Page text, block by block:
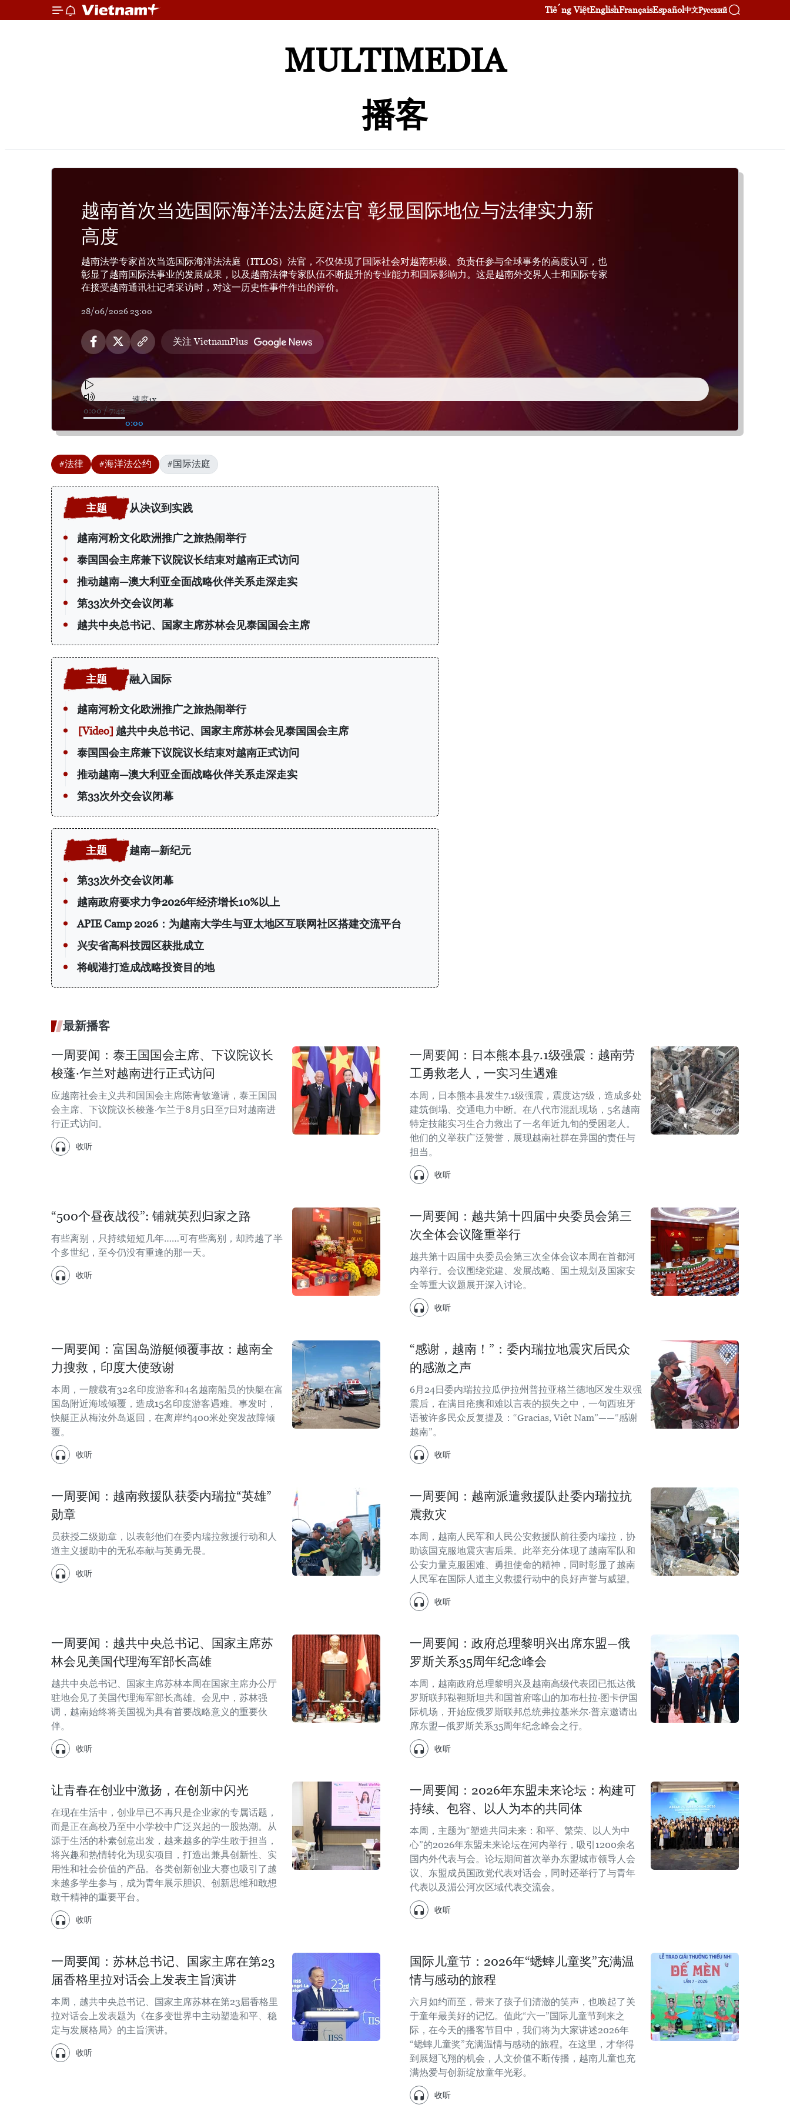
Tiếng ViệtEnglishFrançaisEspañol中文Русский
MULTIMEDIA
播客
越南首次当选国际海洋法法庭法官 彰显国际地位与法律实力新
高度
越南法学专家首次当选国际海洋法法庭（ITLOS）法官，不仅体现了国际社会对越南积极、负责任参与全球事务的高度认可，也
彰显了越南国际法事业的发展成果，以及越南法律专家队伍不断提升的专业能力和国际影响力。这是越南外交界人士和国际专家
在接受越南通讯社记者采访时，对这一历史性事件作出的评价。
28/06/2026 23:00
关注 VietnamPlus
0:00 / 7:42
0:00
速度1x
#法律 #海洋法公约 #国际法庭
从决议到实践
越南河粉文化欧洲推广之旅热闹举行
泰国国会主席兼下议院议长结束对越南正式访问
推动越南—澳大利亚全面战略伙伴关系走深走实
第33次外交会议闭幕
越共中央总书记、国家主席苏林会见泰国国会主席
融入国际
越南河粉文化欧洲推广之旅热闹举行
越共中央总书记、国家主席苏林会见泰国国会主席
泰国国会主席兼下议院议长结束对越南正式访问
推动越南—澳大利亚全面战略伙伴关系走深走实
第33次外交会议闭幕
越南—新纪元
第33次外交会议闭幕
越南政府要求力争2026年经济增长10%以上
APIE Camp 2026：为越南大学生与亚太地区互联网社区搭建交流平台
兴安省高科技园区获批成立
将岘港打造成战略投资目的地
最新播客
一周要闻：泰王国国会主席、下议院议长
梭蓬·乍兰对越南进行正式访问
应越南社会主义共和国国会主席陈青敏邀请，泰王国国
会主席、下议院议长梭蓬·乍兰于8月5日至7日对越南进
行正式访问。
收听
一周要闻：日本熊本县7.1级强震：越南劳
工勇救老人，一实习生遇难
本周，日本熊本县发生7.1级强震，震度达7级，造成多处
建筑倒塌、交通电力中断。在八代市混乱现场，5名越南
特定技能实习生合力救出了一名年近九旬的受困老人。
他们的义举获广泛赞誉，展现越南社群在异国的责任与
担当。
收听
“500个昼夜战役”: 铺就英烈归家之路
有些离别，只持续短短几年……可有些离别，却跨越了半
个多世纪，至今仍没有重逢的那一天。
收听
一周要闻：越共第十四届中央委员会第三
次全体会议隆重举行
越共第十四届中央委员会第三次全体会议本周在首都河
内举行。会议围绕党建、发展战略、国土规划及国家安
全等重大议题展开深入讨论。
收听
一周要闻：富国岛游艇倾覆事故：越南全
力搜救，印度大使致谢
本周，一艘载有32名印度游客和4名越南船员的快艇在富
国岛附近海域倾覆，造成15名印度游客遇难。事发时，
快艇正从梅汝外岛返回，在离岸约400米处突发故障倾
覆。
收听
“感谢，越南！”：委内瑞拉地震灾后民众
的感激之声
6月24日委内瑞拉拉瓜伊拉州普拉亚格兰德地区发生双强
震后，在满目疮痍和难以言表的损失之中，一句西班牙
语被许多民众反复提及：“Gracias, Việt Nam”——“感谢
越南”。
收听
一周要闻：越南救援队获委内瑞拉“英雄”
勋章
员获授二级勋章，以表彰他们在委内瑞拉救援行动和人
道主义援助中的无私奉献与英勇无畏。
收听
一周要闻：越南派遣救援队赴委内瑞拉抗
震救灾
本周，越南人民军和人民公安救援队前往委内瑞拉，协
助该国克服地震灾害后果。此举充分体现了越南军队和
公安力量克服困难、勇担使命的精神，同时彰显了越南
人民军在国际人道主义救援行动中的良好声誉与威望。
收听
一周要闻：越共中央总书记、国家主席苏
林会见美国代理海军部长高雄
越共中央总书记、国家主席苏林本周在国家主席办公厅
驻地会见了美国代理海军部长高雄。会见中，苏林强
调，越南始终将美国视为具有首要战略意义的重要伙
伴。
收听
一周要闻：政府总理黎明兴出席东盟—俄
罗斯关系35周年纪念峰会
本周，越南政府总理黎明兴及越南高级代表团已抵达俄
罗斯联邦鞑靼斯坦共和国首府喀山的加布杜拉·图卡伊国
际机场，开始应俄罗斯联邦总统弗拉基米尔·普京邀请出
席东盟—俄罗斯关系35周年纪念峰会之行。
收听
让青春在创业中激扬，在创新中闪光
在现在生活中，创业早已不再只是企业家的专属话题，
而是正在高校乃至中小学校中广泛兴起的一股热潮。从
源于生活的朴素创意出发，越来越多的学生敢于担当，
将兴趣和热情转化为现实项目，打造出兼具创新性、实
用性和社会价值的产品。各类创新创业大赛也吸引了越
来越多学生参与，成为青年展示胆识、创新思维和敢想
敢干精神的重要平台。
收听
一周要闻：2026年东盟未来论坛：构建可
持续、包容、以人为本的共同体
本周，主题为“塑造共同未来：和平、繁荣、以人为中
心”的2026年东盟未来论坛在河内举行，吸引1200余名
国内外代表与会。论坛期间首次举办东盟城市领导人会
议、东盟成员国政党代表对话会，同时还举行了与青年
代表以及湄公河次区域代表交流会。
收听
一周要闻：苏林总书记、国家主席在第23
届香格里拉对话会上发表主旨演讲
本周，越共中央总书记、国家主席苏林在第23届香格里
拉对话会上发表题为《在多变世界中主动塑造和平、稳
定与发展格局》的主旨演讲。
收听
国际儿童节：2026年“蟋蟀儿童奖”充满温
情与感动的旅程
六月如约而至，带来了孩子们清澈的笑声，也唤起了关
于童年最美好的记忆。值此“六一”国际儿童节到来之
际，在今天的播客节目中，我们将为大家讲述2026年
“蟋蟀儿童奖”充满温情与感动的旅程。在这里，才华得
到展翅飞翔的机会，人文价值不断传播，越南儿童也充
满热爱与创新绽放童年光彩。
收听